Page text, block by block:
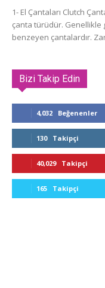
1- El Çantaları Clutch
çanta türüdür. Genellikle
benzeyen çantalardır.
Bizi Takip Edin
4,032 Beğenenler
130 Takipçi
40,029 Takipçi
165 Takipçi